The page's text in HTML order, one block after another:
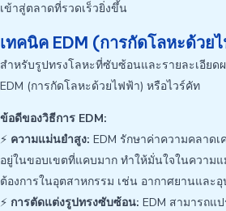
เข้าสู่ตลาดที่รวดเร็วยิ่งขึ้น
เทคนิค EDM (การกัดโลหะด้วย
สำหรับรูปทรงโลหะที่ซับซ้อนและรายละเอีย
EDM (การกัดโลหะด้วยไฟฟ้า) หรือไวร์คัท
ข้อดีของวิธีการ EDM:
⚡ ความแม่นยำสูง: EDM รักษาค่าความคลาด
อยู่ในขอบเขตที่แคบมาก ทำให้มั่นใจในความ
ต้องการในอุตสาหกรรม เช่น อากาศยานและ
⚡ การตัดแต่งรูปทรงซับซ้อน: EDM สามารถแ